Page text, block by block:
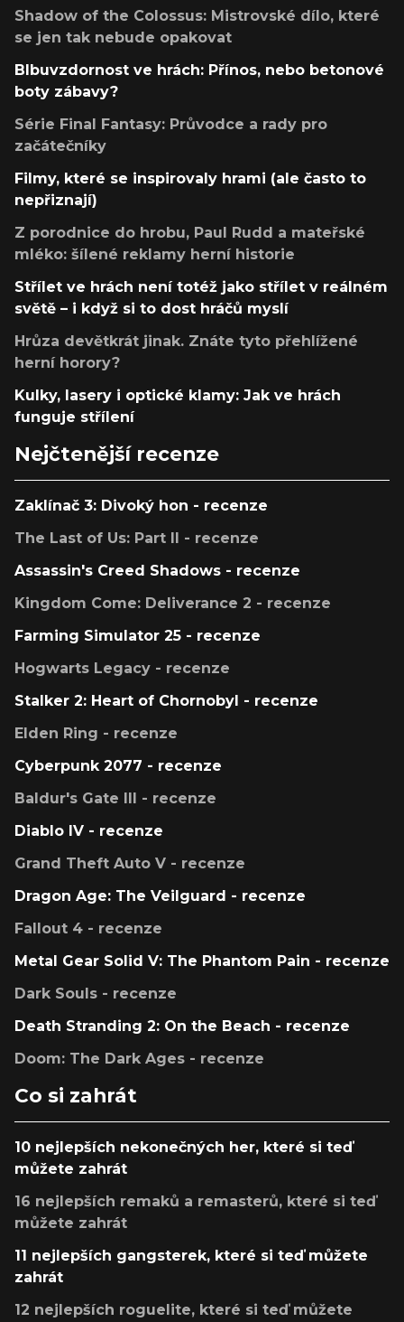
Shadow of the Colossus: Mistrovské dílo, které
se jen tak nebude opakovat
Blbuvzdornost ve hrách: Přínos, nebo betonové
boty zábavy?
Série Final Fantasy: Průvodce a rady pro
začátečníky
Filmy, které se inspirovaly hrami (ale často to
nepřiznají)
Z porodnice do hrobu, Paul Rudd a mateřské
mléko: šílené reklamy herní historie
Střílet ve hrách není totéž jako střílet v reálném
světě – i když si to dost hráčů myslí
Hrůza devětkrát jinak. Znáte tyto přehlížené
herní horory?
Kulky, lasery i optické klamy: Jak ve hrách
funguje střílení
Nejčtenější recenze
Zaklínač 3: Divoký hon - recenze
The Last of Us: Part II - recenze
Assassin's Creed Shadows - recenze
Kingdom Come: Deliverance 2 - recenze
Farming Simulator 25 - recenze
Hogwarts Legacy - recenze
Stalker 2: Heart of Chornobyl - recenze
Elden Ring - recenze
Cyberpunk 2077 - recenze
Baldur's Gate III - recenze
Diablo IV - recenze
Grand Theft Auto V - recenze
Dragon Age: The Veilguard - recenze
Fallout 4 - recenze
Metal Gear Solid V: The Phantom Pain - recenze
Dark Souls - recenze
Death Stranding 2: On the Beach - recenze
Doom: The Dark Ages - recenze
Co si zahrát
10 nejlepších nekonečných her, které si teď
můžete zahrát
16 nejlepších remaků a remasterů, které si teď
můžete zahrát
11 nejlepších gangsterek, které si teď můžete
zahrát
12 nejlepších roguelite, které si teď můžete